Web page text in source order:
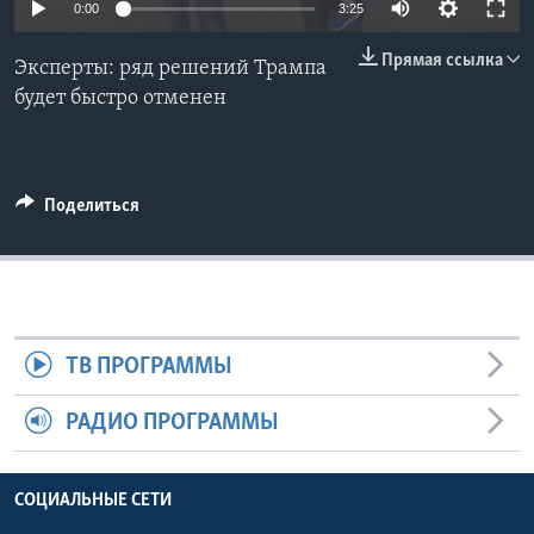
СОЦИАЛЬНЫЕ СЕТИ
Языки
0:00 3:25
Прямая ссылка
Эксперты: ряд решений Трампа
будет быстро отменен
Поделиться
ТВ ПРОГРАММЫ
РАДИО ПРОГРАММЫ
СОЦИАЛЬНЫЕ СЕТИ